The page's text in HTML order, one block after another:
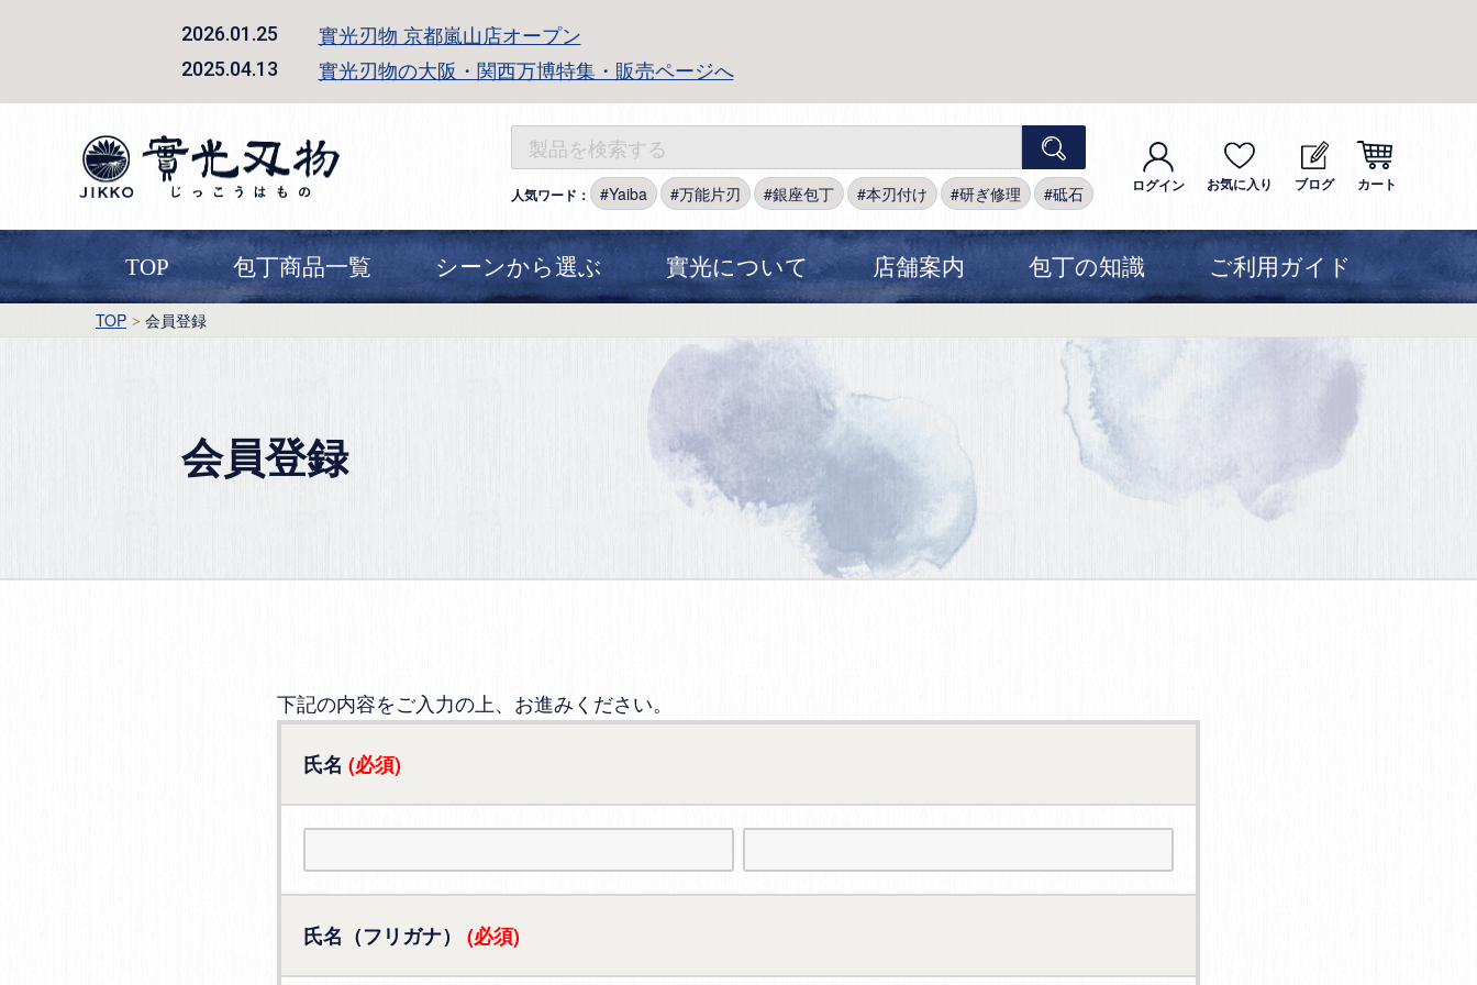
2026.01.25 實光刃物 京都嵐山店オープン
2025.04.13 實光刃物の大阪・関西万博特集・販売ページへ
人気ワード： Yaiba 万能片刃 銀座包丁 本刃付け 研ぎ修理 砥石 ログイン お気に入り ブログ カート
TOP 包丁商品一覧 シーンから選ぶ 實光について 店舗案内 包丁の知識 ご利用ガイド
TOP 会員登録
会員登録
下記の内容をご入力の上、お進みください。
氏名 (必須)
氏名（フリガナ） (必須)